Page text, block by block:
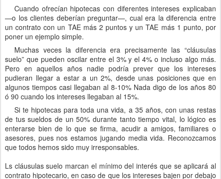
Cuando ofrecían hipotecas con diferentes intereses explicaban
—o los clientes deberían preguntar—, cual era la diferencia entre
un contrato con un TAE más 2 puntos y un TAE más 1 punto, por
poner un ejemplo simple.
Muchas veces la diferencia era precisamente las “cláusulas
suelo” que pueden oscilar entre el 3% y el 4% o incluso algo más.
Pero en aquellos años nadie podría prever que los intereses
pudieran llegar a estar a un 2%, desde unas posiciones que en
algunos tiempos casi llegaban al 8-10% Nada digo de los años 80
ó 90 cuando los intereses llegaban al 15%.
Si te hipotecas para toda una vida, a 35 años, con unas restas
de tus sueldos de un 50% durante tanto tiempo vital, lo lógico es
enterarse bien de lo que se firma, acudir a amigos, familiares o
asesores, pues nos estamos jugando media vida. Reconozcamos
que todos hemos sido muy irresponsables.
Ls cláusulas suelo marcan el mínimo del interés que se aplicará al
contrato hipotecario, en caso de que los intereses bajen por debajo